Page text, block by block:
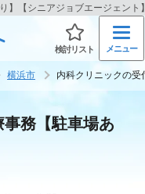
】【シニアジョブエージェント
検討リスト メニュー
横浜市 内科クリニックの
務【駐車場あ